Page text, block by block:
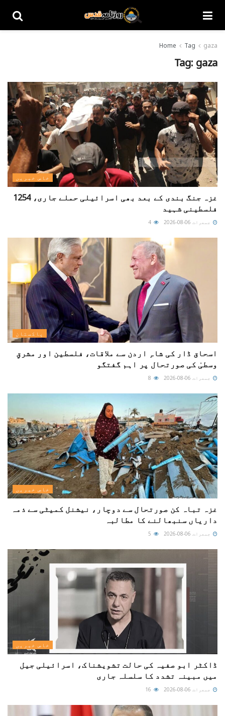
Home Tag gaza
Tag: gaza
خاص خبریں
غزہ جنگ بندی کے بعد بھی اسرائیلی حملے جاری، 1254
فلسطینی شہید
جمعرات 06-08-2026
پاکستان
اسحاق ڈار کی شاہِ اردن سے ملاقات، فلسطین اور مشرقِ
وسطیٰ کی صورتحال پر اہم گفتگو
جمعرات 06-08-2026
خاص خبریں
غزہ تباہ کن صورتحال سے دوچار، نیشنل کمیٹی سے ذمہ
داریاں سنبھالنے کا مطالبہ
جمعرات 06-08-2026
خاص خبریں
ڈاکٹر ابو صفیہ کی حالت تشویشناک، اسرائیلی جیل
میں مبینہ تشدد کا سلسلہ جاری
جمعرات 06-08-2026